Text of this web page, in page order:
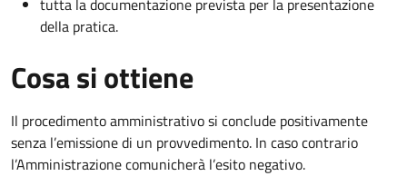
della pratica.
Cosa si ottiene
Il procedimento amministrativo si conclude positivamente
senza l’emissione di un provvedimento. In caso contrario
l’Amministrazione comunicherà l’esito negativo.